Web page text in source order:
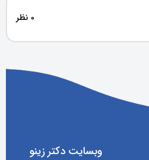
0 نظر
وبسایت دکتر زینو